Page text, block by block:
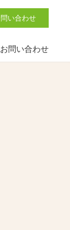
い合わせ
お問い合わせ